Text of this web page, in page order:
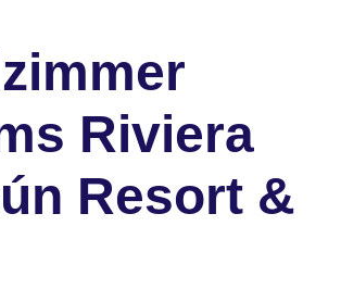
Riviera
Resort &